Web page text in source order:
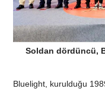
Soldan dördüncü,
Bluelight, kurulduğu